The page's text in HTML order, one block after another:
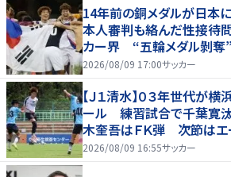
14年前の銅メダルが日本
本人審判も絡んだ性接待
カー界 “五輪メダル剝奪
舞われる」
2026/08/09 17:00サッカー
【Ｊ１清水】０３年世代が
ール 練習試合で千葉寛汰
木奎吾はＦＫ弾 次節はエ
場停止
2026/08/09 16:55サッカー